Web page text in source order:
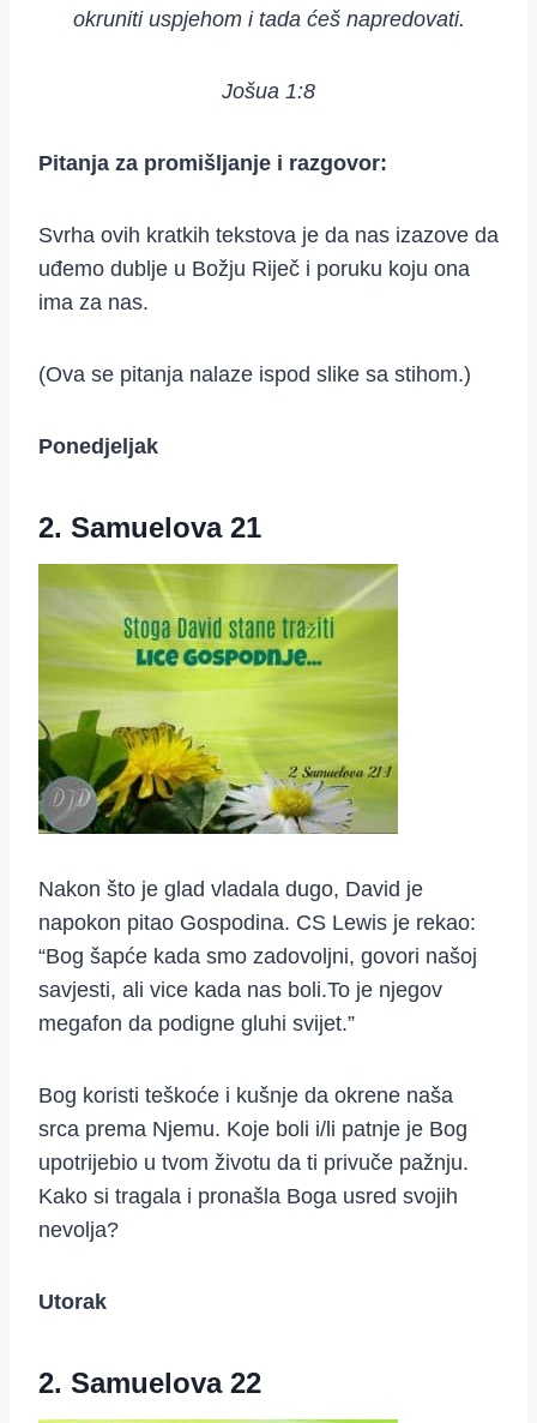
okruniti uspjehom i tada ćeš napredovati.
Jošua 1:8
Pitanja za promišljanje i razgovor:
Svrha ovih kratkih tekstova je da nas izazove da
uđemo dublje u Božju Riječ i poruku koju ona
ima za nas.
(Ova se pitanja nalaze ispod slike sa stihom.)
Ponedjeljak
2. Samuelova 21
Nakon što je glad vladala dugo, David je
napokon pitao Gospodina. CS Lewis je rekao:
“Bog šapće kada smo zadovoljni, govori našoj
savjesti, ali vice kada nas boli.To je njegov
megafon da podigne gluhi svijet.”
Bog koristi teškoće i kušnje da okrene naša
srca prema Njemu. Koje boli i/li patnje je Bog
upotrijebio u tvom životu da ti privuče pažnju.
Kako si tragala i pronašla Boga usred svojih
nevolja?
Utorak
2. Samuelova 22